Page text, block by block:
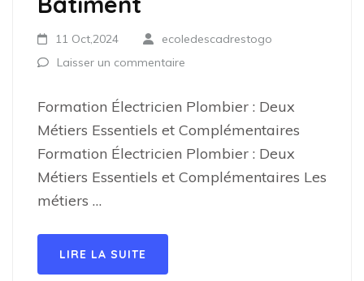
11 Oct,2024
ecoledescadrestogo
Laisser un commentaire
Formation Électricien Plombier : Deux
Métiers Essentiels et Complémentaires
Formation Électricien Plombier : Deux
Métiers Essentiels et Complémentaires Les
métiers …
LIRE LA SUITE